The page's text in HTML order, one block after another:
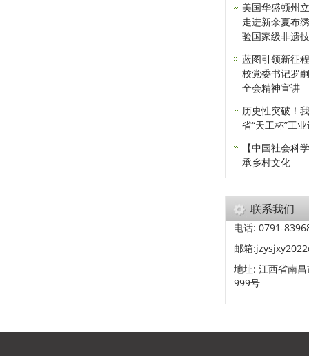
美国华盛顿州
走进新余夏布
验国家级非遗
蓝图引领新征
校党委书记罗
全会精神宣讲
历史性突破！
省“天工杯”工
【中国社会科
承乡村文化
联系我们
电话: 0791-
邮箱
地址: 江西省南
999号